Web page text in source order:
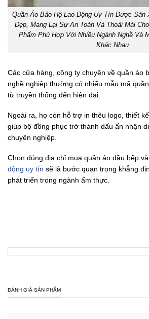
Quần Áo Bảo Hộ Lao Động Uy Tín Được Sản
Đẹp, Mang Lại Sự An Toàn Và Thoải Mái
Phẩm Phù Hợp Với Nhiều Ngành Nghề Và
Khác Nhau.
Các cửa hàng, công ty chuyên về quần áo
nghề nghiệp thường có nhiểu mẫu mã
từ truyền thống đến hiện đại.
Ngoài ra, họ còn hỗ trợ in thêu logo, thiết
giúp bộ đồng phục trở thành dấu ấn nhận
chuyên nghiệp.
Chọn đúng địa chỉ mua quần áo đầu bếp và
động uy tín sẽ là bước quan trọng khẳng
phát triển trong ngành ẩm thực.
ĐÁNH GIÁ SẢN PHẨM